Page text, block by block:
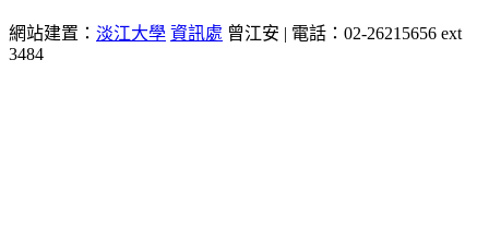
網站建置： 淡江大學 資訊處 曾江安 | 電話：02-26215656 ext
3484